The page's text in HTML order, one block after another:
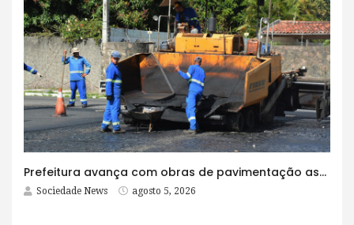
Prefeitura avança com obras de pavimentação asfáltica na Rua Lopes Rodrigues
Sociedade News agosto 5, 2026